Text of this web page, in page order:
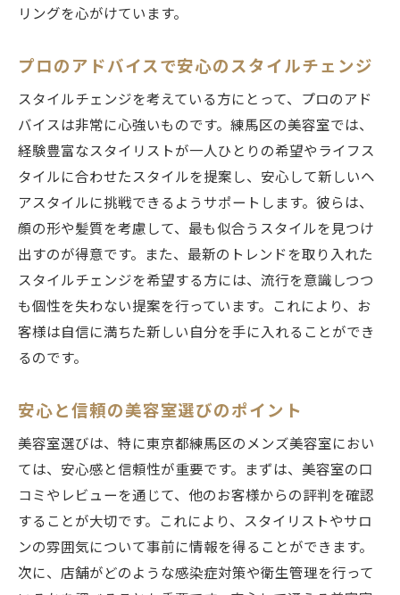
リングを心がけています。
プロのアドバイスで安心のスタイルチェンジ
スタイルチェンジを考えている方にとって、プロのアド
バイスは非常に心強いものです。練馬区の美容室では、
経験豊富なスタイリストが一人ひとりの希望やライフス
タイルに合わせたスタイルを提案し、安心して新しいヘ
アスタイルに挑戦できるようサポートします。彼らは、
顔の形や髪質を考慮して、最も似合うスタイルを見つけ
出すのが得意です。また、最新のトレンドを取り入れた
スタイルチェンジを希望する方には、流行を意識しつつ
も個性を失わない提案を行っています。これにより、お
客様は自信に満ちた新しい自分を手に入れることができ
るのです。
安心と信頼の美容室選びのポイント
美容室選びは、特に東京都練馬区のメンズ美容室におい
ては、安心感と信頼性が重要です。まずは、美容室の口
コミやレビューを通じて、他のお客様からの評判を確認
することが大切です。これにより、スタイリストやサロ
ンの雰囲気について事前に情報を得ることができます。
次に、店舗がどのような感染症対策や衛生管理を行って